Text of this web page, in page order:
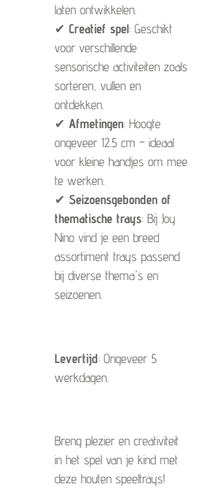
laten ontwikkelen.
✔ Creatief spel: Geschikt
voor verschillende
sensorische activiteiten zoals
sorteren, vullen en
ontdekken.
✔ Afmetingen: Hoogte
ongeveer 12.5 cm – ideaal
voor kleine handjes om mee
te werken.
✔ Seizoensgebonden of
thematische trays: Bij Joy
Nino vind je een breed
assortiment trays passend
bij diverse thema's en
seizoenen.
Levertijd: Ongeveer 5
werkdagen.
Breng plezier en creativiteit
in het spel van je kind met
deze houten speeltrays!